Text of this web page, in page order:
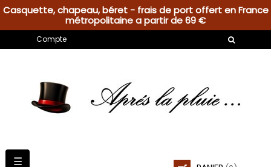
Casquette, chapeau, béret - frais de port offert en France
métropolitaine a partir de 69 €
Compte
Basculer
☰